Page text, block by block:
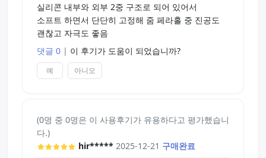
[정리]
외부 조형과 여러므로 완성도 있고 입천장 위 굵은
주름도 제 할 일을 하는편 입니다.
다만 소프트 계처럼 주름 하나 하나 얽히는 느낌 보
단 입부분은 천장의 굵은 주름과 혓바닥의 사르륵 하
이고요
혀돌리기는
실리콘 내부와 외부 2중 구조로 되어 있어서
소프트 하면서 단단히 고정해 줌 페라홀 중 진공도
괜찮고 자극도 좋음
댓글 0 | 이 후기가 도움이 되었습니까?
예 아니오
(0명 중 0명은 이 사용후기가 유용하다고 평가했습니
다.)
hir***** 2025-12-21 구매완료